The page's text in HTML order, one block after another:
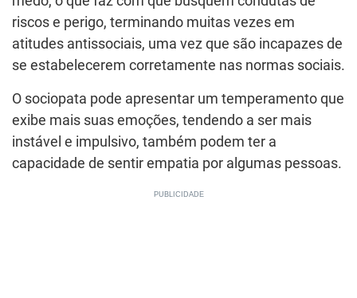
riscos e perigo, terminando muitas vezes em
atitudes antissociais, uma vez que são incapazes de
se estabelecerem corretamente nas normas sociais.
O sociopata pode apresentar um temperamento que
exibe mais suas emoções, tendendo a ser mais
instável e impulsivo, também podem ter a
capacidade de sentir empatia por algumas pessoas.